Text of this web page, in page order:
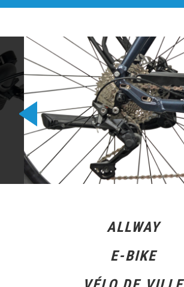
ALLWAY
E-BIKE